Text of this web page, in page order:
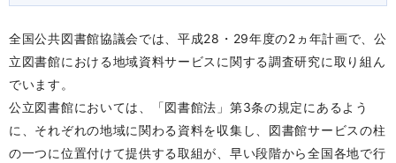
全国公共図書館協議会では、平成28・29年度の2ヵ年計画で、公
立図書館における地域資料サービスに関する調査研究に取り組ん
でいます。
公立図書館においては、「図書館法」第3条の規定にあるよう
に、それぞれの地域に関わる資料を収集し、図書館サービスの柱
の一つに位置付けて提供する取組が、早い段階から全国各地で行